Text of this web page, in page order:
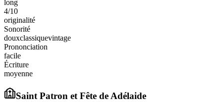
long
4/10
originalité
Sonorité
douxclassiquevintage
Prononciation
facile
Écriture
moyenne
Saint Patron et Fête deAdélaide